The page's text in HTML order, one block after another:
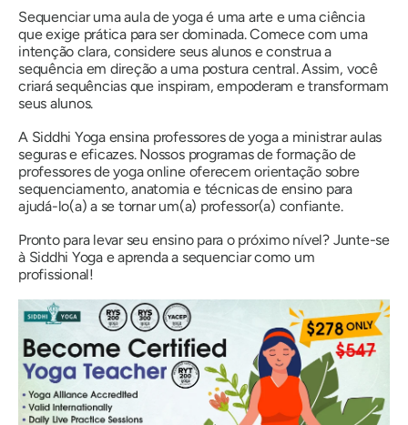
Sequenciar uma aula de yoga é uma arte e uma ciência
que exige prática para ser dominada. Comece com uma
intenção clara, considere seus alunos e construa a
sequência em direção a uma postura central. Assim, você
criará sequências que inspiram, empoderam e transformam
seus alunos.
A Siddhi Yoga ensina professores de yoga a ministrar aulas
seguras e eficazes. Nossos programas de formação de
professores de yoga online oferecem orientação sobre
sequenciamento, anatomia e técnicas de ensino para
ajudá-lo(a) a se tornar um(a) professor(a) confiante.
Pronto para levar seu ensino para o próximo nível? Junte-se
à Siddhi Yoga e aprenda a sequenciar como um
profissional!